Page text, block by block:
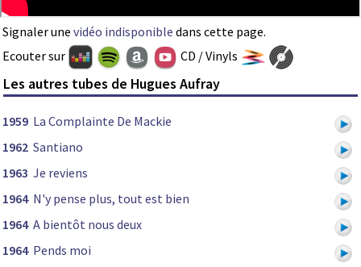
Signaler une vidéo indisponible dans cette page.
Ecouter sur
CD / Vinyls
Les autres tubes de Hugues Aufray
1959 La Complainte De Mackie
1962 Santiano
1963 Je reviens
1964 N'y pense plus, tout est bien
1964 A bientôt nous deux
1964 Pends moi